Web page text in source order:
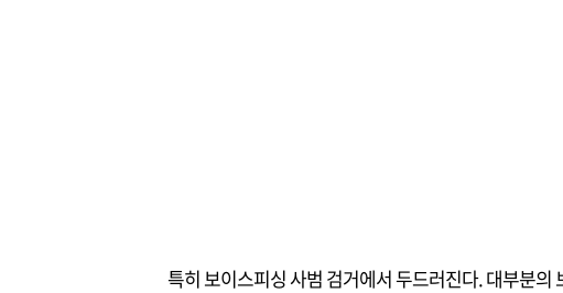
특히 보이스피싱 사범 검거에서 두드러진다. 대부분